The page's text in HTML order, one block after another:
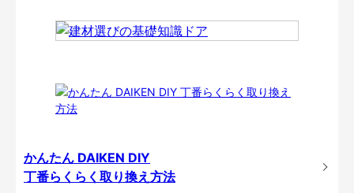
かんたん DAIKEN DIY
丁番らくらく取り換え方法